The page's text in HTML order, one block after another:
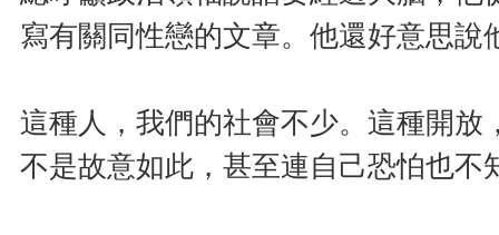
寫有關同性戀的文章。他還好意思說
這種人，我們的社會不少。這種開
不是故意如此，甚至連自己恐怕也